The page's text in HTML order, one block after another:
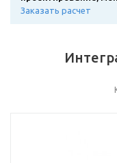
Заказать расчет